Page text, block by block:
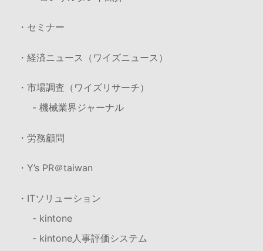
・セミナー
・経済ニュース（ワイズニュース）
・市場調査（ワイズリサーチ）
- 機械業界ジャーナル
・労務顧問
・Y’s PR＠taiwan
・ITソリューション
- kintone
- kintone人事評価システム